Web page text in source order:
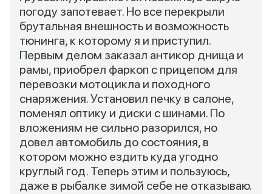
погоду запотевает. Но все перекрыли
брутальная внешность и возможность
тюнинга, к которому я и приступил.
Первым делом заказал антикор днища и
рамы, приобрел фаркоп с прицепом для
перевозки мотоцикла и походного
снаряжения. Установил печку в салоне,
поменял оптику и диски с шинами. По
вложениям не сильно разорился, но
довел автомобиль до состояния, в
котором можно ездить куда угодно
круглый год. Теперь этим и пользуюсь,
даже в рыбалке зимой себе не отказываю.